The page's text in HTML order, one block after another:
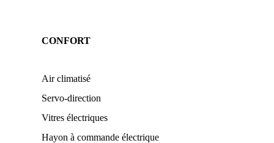
CONFORT
Air climatisé
Servo-direction
Vitres électriques
Hayon à commande électrique